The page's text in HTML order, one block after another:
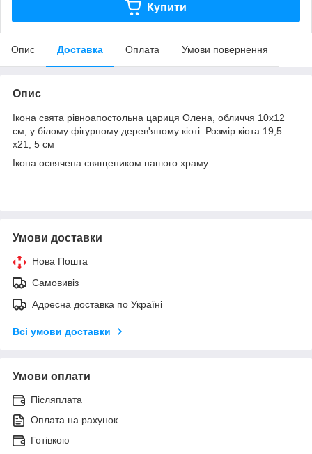
Купити
Опис Доставка Оплата Умови повернення
Опис
Ікона свята рівноапостольна цариця Олена, обличчя 10х12
см, у білому фігурному дерев'яному кіоті. Розмір кіота 19,5
х21, 5 см
Ікона освячена священиком нашого храму.
Умови доставки
Нова Пошта
Самовивіз
Адресна доставка по Україні
Всі умови доставки
Умови оплати
Післяплата
Оплата на рахунок
Готівкою